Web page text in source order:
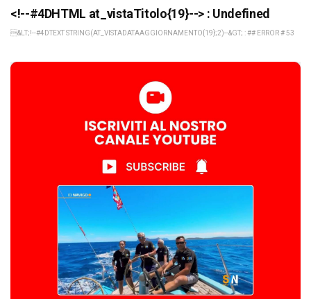
<!--#4DHTML at_vistaTitolo{19}--> : Undefined
&LT;!--#4DTEXT STRING(AT_VISTADATAAGGIORNAMENTO{19};2)--&GT; : ## ERROR # 53